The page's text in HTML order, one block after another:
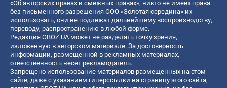
«Об авторских правах и смежных правах», никто не имеет права
без письменного разрешения ООО «Золотая середина» их
использовать, они не подлежат дальнейшему воспроизводству,
переводу, распространению в любой форме.
Редакция OBOZ.UA может не разделять точку зрения,
изложенную в авторском материале. За достоверность
информации, размещенной в рекламных материалах,
ответственность несет рекламодатель.
Запрещено использование материалов размещенных на этом
сайте, даже с указанием гиперссылки на страницу этого сайта,